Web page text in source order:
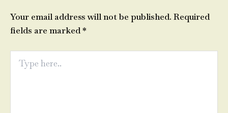
Your email address will not be published. Required
fields are marked*
here..